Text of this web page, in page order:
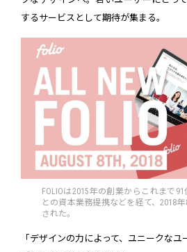
するサービスとして期待が集まる。
FOLIOは2015年の創業からこれまで
との資本業務提携などを経て、2018
された。
「デザインの力によって、ユニークなユ